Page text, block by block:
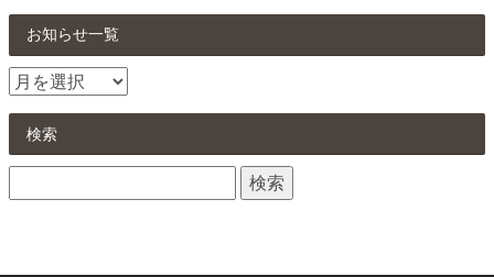
お知らせ一覧
お
せ
検索
索: